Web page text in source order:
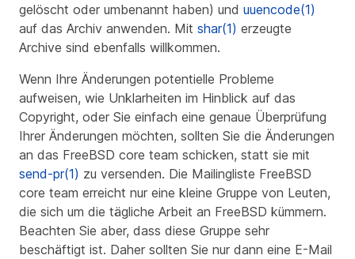
gelöscht oder umbenannt haben) und uuencode(1)
auf das Archiv anwenden. Mit shar(1) erzeugte
Archive sind ebenfalls willkommen.
Wenn Ihre Änderungen potentielle Probleme
aufweisen, wie Unklarheiten im Hinblick auf das
Copyright, oder Sie einfach eine genaue Überprüfung
Ihrer Änderungen möchten, sollten Sie die Änderungen
an das FreeBSD core team schicken, statt sie mit
send-pr(1) zu versenden. Die Mailingliste FreeBSD
core team erreicht nur eine kleine Gruppe von Leuten,
die sich um die tägliche Arbeit an FreeBSD kümmern.
Beachten Sie aber, dass diese Gruppe sehr
beschäftigt ist. Daher sollten Sie nur dann eine E-Mail